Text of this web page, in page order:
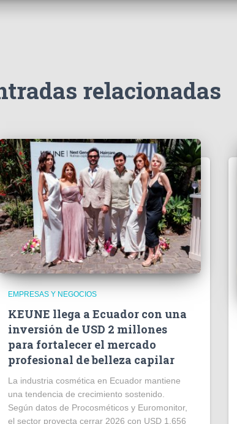
relacionadas
EMPRESAS Y NEGOCIOS
KEUNE llega a Ecuador con una
inversión de USD 2 millones
para fortalecer el mercado
profesional de belleza capilar
La industria cosmética en Ecuador mantiene
una tendencia de crecimiento sostenido.
Según datos de Procosméticos y Euromonitor,
el sector proyecta cerrar 2026 con USD 1.656